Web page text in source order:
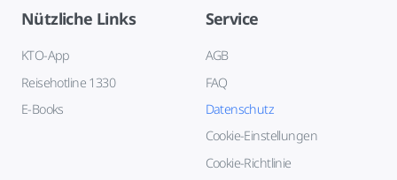
Nützliche Links
KTO-App
Reisehotline 1330
E-Books
Service
AGB
FAQ
Datenschutz
Cookie-Einstellungen
Cookie-Richtlinie